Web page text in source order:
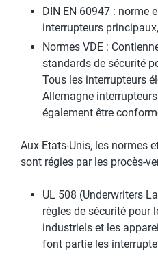
DIN EN 60947 : norme
interrupteurs
Normes VDE :
standards de sécurité
Tous les interrupteurs
Allemagne
également être
Aux Etats-Unis, les normes
sont régies par les procès-
UL 508 (Underwriters
règles de sécurité pour
industriels et les
font partie les